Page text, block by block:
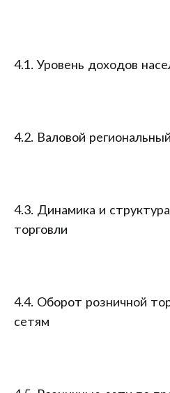
4.1. Уровень доходов
4.2. Валовой
4.3. Динамика и
торговли
4.4. Оборот розничной
сетям